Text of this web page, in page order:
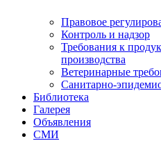
Правовое
Контроль и надзор
Требования к
производства
Ветеринарные
Санитарно-
Библиотека
Галерея
Объявления
СМИ